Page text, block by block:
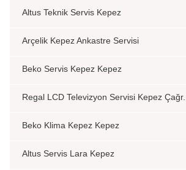
Altus Teknik Servis Kepez
Arçelik Kepez Ankastre Servisi
Beko Servis Kepez Kepez
Regal LCD Televizyon Servisi Kepez Çağr...
Beko Klima Kepez Kepez
Altus Servis Lara Kepez